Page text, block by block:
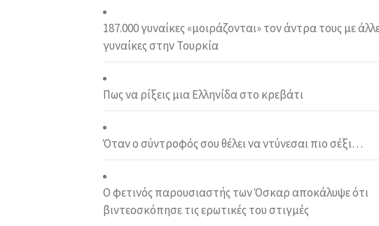
187.000 γυναίκες «μοιράζονται» τον άντρα τους με
γυναίκες στην Τουρκία
Πως να ρίξεις μια Ελληνίδα στο κρεβάτι
Όταν ο σύντροφός σου θέλει να ντύνεσαι πιο σέξι…
Ο φετινός παρουσιαστής των Όσκαρ αποκάλυψε ότι
βιντεοσκόπησε τις ερωτικές του στιγμές